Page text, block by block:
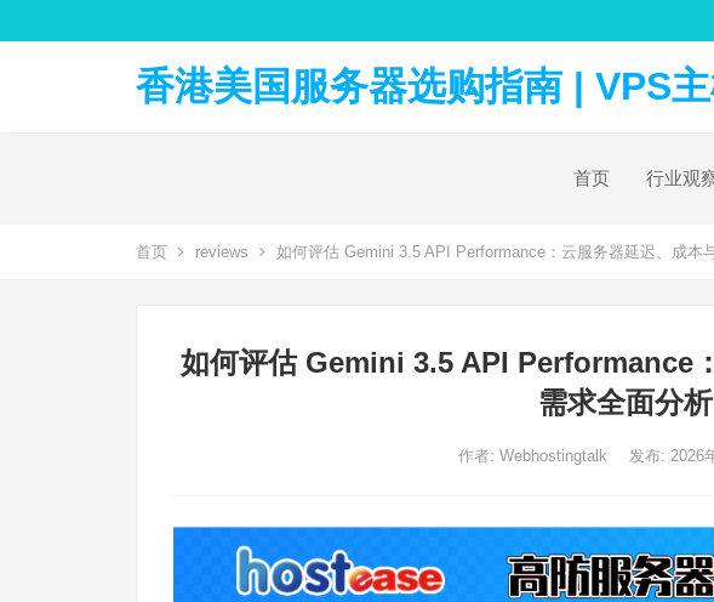
香港美国服务器选购指南 | VPS
首页 行业观
首页 reviews 如何评估 Gemini 3.5 API Performance：云服务器延迟、成本
如何评估 Gemini 3.5 API Performance
需求全面分析
作者: Webhostingtalk 发布: 2026